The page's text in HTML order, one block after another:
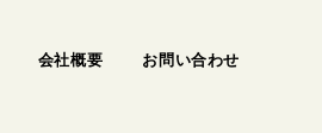
会社概要 お問い合わせ